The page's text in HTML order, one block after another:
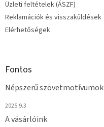
Üzleti feltételek (ÁSZF)
Reklamációk és visszaküldések
Elérhetőségek
Fontos
Népszerű szövetmotívumok
2025.9.3
A vásárlóink